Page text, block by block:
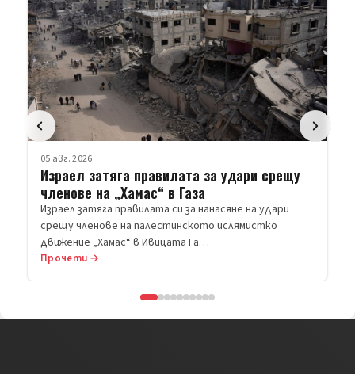
05 авг. 2026
Израел затяга правилата за удари срещу
членове на „Хамас“ в Газа
Израел затяга правилата си за нанасяне на удари
срещу членове на палестинското ислямистко
движение „Хамас“ в Ивицата Га…
Прочети →